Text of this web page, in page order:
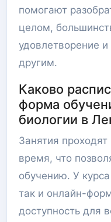
помогают
целом,
удовлетворение
другим.
Каково
форма
биологии в
Занятия
время, что
обучению. У
так и онлайн-
доступность для